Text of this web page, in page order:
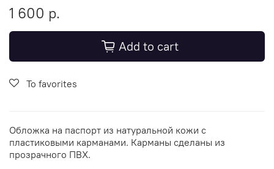
1 600 р.
Add to cart
To favorites
Обложка на паспорт из натуральной кожи с
пластиковыми карманами. Карманы сделаны из
прозрачного ПВХ.